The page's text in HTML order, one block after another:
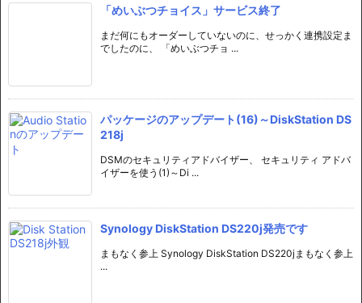
「めいぶつチョイス」サービス終了
まだ何にもオーダーしていないのに、せっかく連携設定ま
でしたのに、 「めいぶつチョ ...
パッケージのアップデート(16)～DiskStation DS
218j
DSMのセキュリティアドバイザー、 セキュリティ アドバ
イザーを使う(1)～Di ...
Synology DiskStation DS220j発売です
まもなく参上 Synology DiskStation DS220jまもなく参上
...